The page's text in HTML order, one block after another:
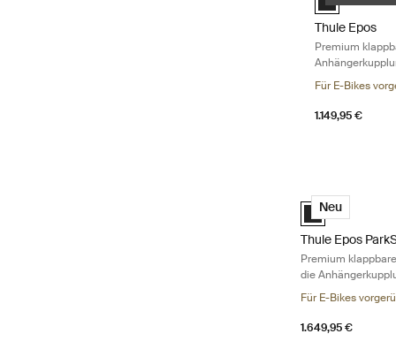
Thule Epos
Premium
Fahrradtypen
Für E-Bikes
1.149,95 €
Thule Epos
Neu
Black (selected)
Thule Epos
Premium
die
Für E-Bikes
1.649,95 €